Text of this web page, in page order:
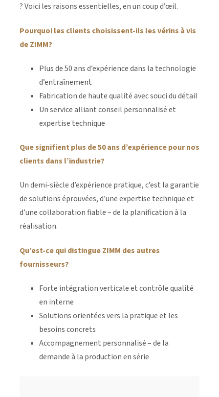
? Voici les raisons essentielles, en un coup d’œil.
Pourquoi les clients choisissent-ils les vérins à vis
de ZIMM?
Plus de 50 ans d’expérience dans la technologie
d’entraînement
Fabrication de haute qualité avec souci du détail
Un service alliant conseil personnalisé et
expertise technique
Que signifient plus de 50 ans d’expérience pour nos
clients dans l’industrie?
Un demi-siècle d’expérience pratique, c’est la garantie
de solutions éprouvées, d’une expertise technique et
d’une collaboration fiable – de la planification à la
réalisation.
Qu’est-ce qui distingue ZIMM des autres
fournisseurs?
Forte intégration verticale et contrôle qualité
en interne
Solutions orientées vers la pratique et les
besoins concrets
Accompagnement personnalisé – de la
demande à la production en série